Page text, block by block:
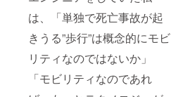
は、「単独で死亡事故が起
きうる”歩行”は概念的にモビ
リティなのではないか」
「モビリティなのであれ